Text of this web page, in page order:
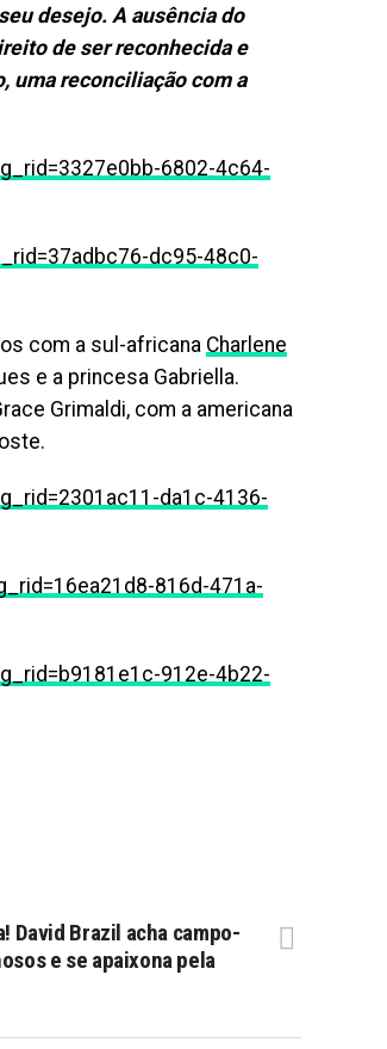
desejo. A ausência do
de ser reconhecida e
uma reconciliação com a
6802-4c64-
dc95-48c0-
com a sul-africana Charlene
e a princesa Gabriella.
Grimaldi, com a americana
da1c-4136-
816d-471a-
912e-4b22-
David Brazil acha campo-
e se apaixona pela